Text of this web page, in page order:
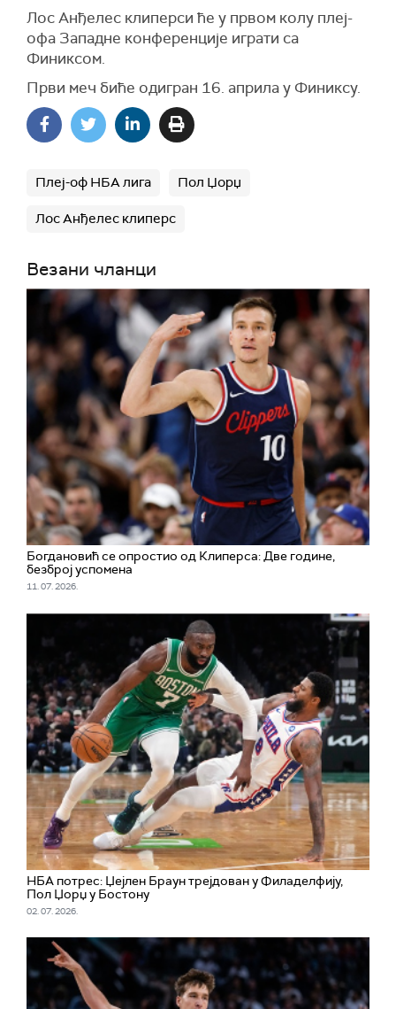
Лос Анђелес клиперси ће у првом колу плеј-
офа Западне конференције играти са
Финиксом.
Први меч биће одигран 16. априла у Финиксу.
Плеј-оф НБА лига Пол Џорџ
Лос Анђелес клиперс
Везани чланци
Богдановић се опростио од Клиперса: Две године,
безброј успомена
11. 07. 2026.
НБА потрес: Џејлен Браун трејдован у Филаделфију,
Пол Џорџ у Бостону
02. 07. 2026.